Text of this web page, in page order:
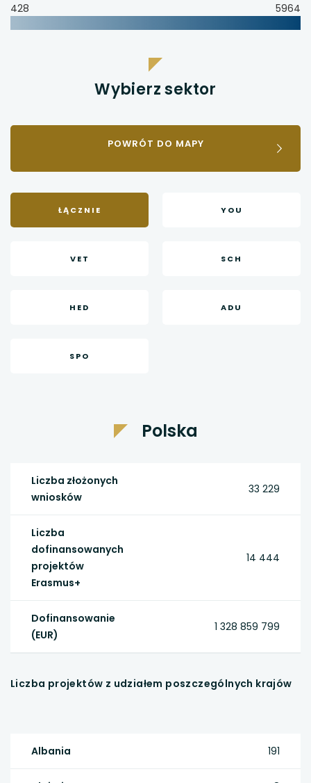
428 5964
Wybierz sektor
POWRÓT DO MAPY
ŁĄCZNIE YOU
VET SCH
HED ADU
SPO
Polska
Liczba złożonych
wniosków
33 229
Liczba
dofinansowanych
projektów
Erasmus+
14 444
Dofinansowanie
(EUR)
1 328 859 799
Liczba projektów z udziałem poszczególnych krajów
Albania 191